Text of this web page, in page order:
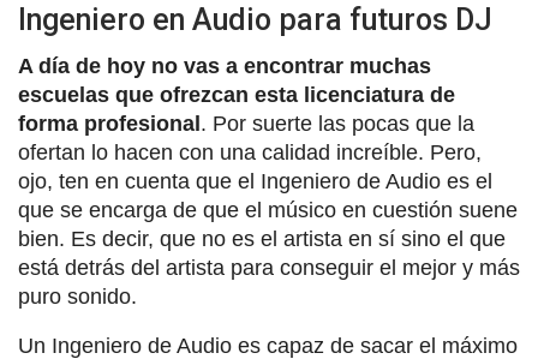
Ingeniero en Audio para futuros DJ
A día de hoy no vas a encontrar muchas
escuelas que ofrezcan esta licenciatura de
forma profesional. Por suerte las pocas que la
ofertan lo hacen con una calidad increíble. Pero,
ojo, ten en cuenta que el Ingeniero de Audio es el
que se encarga de que el músico en cuestión suene
bien. Es decir, que no es el artista en sí sino el que
está detrás del artista para conseguir el mejor y más
puro sonido.
Un Ingeniero de Audio es capaz de sacar el máximo